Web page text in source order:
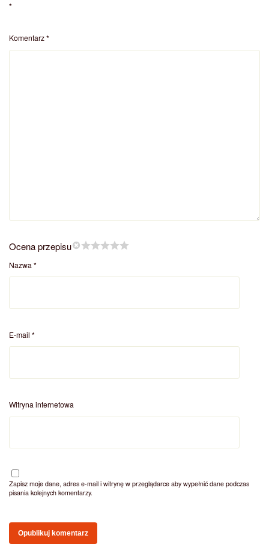
*
Komentarz*
Ocena przepisu
Nazwa *
E-mail *
Witryna internetowa
Zapisz moje dane, adres e-mail i witrynę w przeglądarce aby wypełnić dane podczas
pisania kolejnych komentarzy.